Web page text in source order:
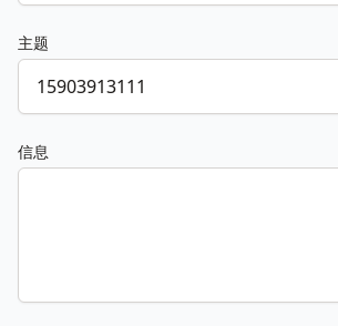
主题
信息